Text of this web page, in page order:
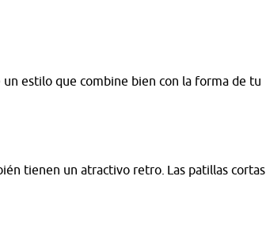
estilo que combine bien con la forma de tu
tienen un atractivo retro. Las patillas cortas